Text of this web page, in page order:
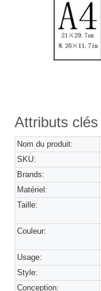
Attributs clés
Nom du produit:
SKU:
Brands:
Matériel:
Taille:
Couleur:
Usage:
Style:
Conception: